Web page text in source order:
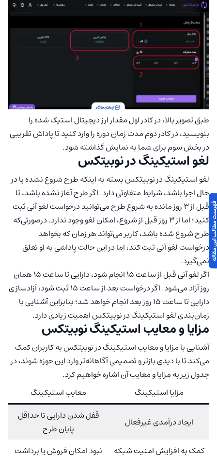
طبق تصویر بالا، در کادر اول مقدار ارز دیجیتال استیک شده را
بنویسید، در کادر دوم مدت زمان دوره را وارد کنید تا پاداش تقریبی
در بخش سوم برای شما به نمایش گذاشته شود.
لغو استیکینگ در نوبیتکس
لغو استیکینگ در نوبیتکس بسته به اینکه طرح شروع نشده یا در
حال اجرا باشد، شرایط متفاوتی دارد. اگر طرح آغاز نشده باشد، تا
قبل از ۳ روز مانده به شروع طرح می‌توانید درخواست لغو آنی ثبت
کنید؛ اما از ۳ روز قبل از شروع، امکان لغو وجود ندارد. درصورتی‌که
طرح شروع شده باشد، کاربر می‌تواند هر زمان که بخواهد
درخواست لغو آنی ثبت کند، اما در این حالت پاداشی به او تعلق
نمی‌گیرد.
اگر لغو آنی قبل از ساعت ۱۵ انجام شود، دارایی تا ساعت ۱۵ همان
روز آزاد می‌شود. اگر درخواست بعد از ساعت ۱۵ ثبت شود، آزادسازی
دارایی تا ساعت ۱۵ روز بعد انجام خواهد شد؛ بنابراین آشنایی با
زمان‌بندی لغو استیکینگ در نوبیتکس اهمیت زیادی دارد.
مزایا و معایب استیکینگ نوبیتکس
آشنایی با مزایا و معایب استیکینگ در نوبیتکس به کاربران کمک
می‌کند تا با دیدی بازتر و تصمیمی آگاهانه‌تر وارد این حوزه شوند، در
جدول زیر به مزایا و معایب آن اشاره خواهیم کرد.
مزایا استیکینگ
معایب استیکینگ
ایجاد درآمدی غیرفعال
قفل شدن دارایی تا حداقل
پایان طرح
کمک به افزایش امنیت شبکه
نبود امکان فروش یا برداشت
مقاله